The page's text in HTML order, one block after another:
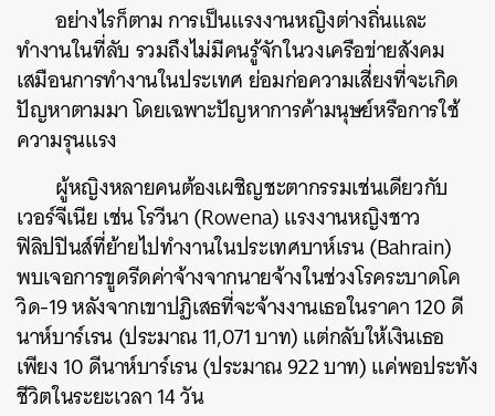
อย่างไรก็ตาม การเป็นแรงงานหญิงต่างถิ่นและ
ทำงานในที่ลับ รวมถึงไม่มีคนรู้จักในวงเครือข่ายสังคม
เสมือนการทำงานในประเทศ ย่อมก่อความเสี่ยงที่จะเกิด
ปัญหาตามมา โดยเฉพาะปัญหาการค้ามนุษย์หรือการใช้
ความรุนแรง
ผู้หญิงหลายคนต้องเผชิญชะตากรรมเช่นเดียวกับ
เวอร์จีเนีย เช่น โรวีนา (Rowena) แรงงานหญิงชาว
ฟิลิปปินส์ที่ย้ายไปทำงานในประเทศบาห์เรน (Bahrain)
พบเจอการขูดรีดค่าจ้างจากนายจ้างในช่วงโรคระบาดโค
วิด-19 หลังจากเขาปฏิเสธที่จะจ้างงานเธอในราคา 120 ดี
นาห์บาร์เรน (ประมาณ 11,071 บาท) แต่กลับให้เงินเธอ
เพียง 10 ดีนาห์บาร์เรน (ประมาณ 922 บาท) แค่พอประทัง
ชีวิตในระยะเวลา 14 วัน